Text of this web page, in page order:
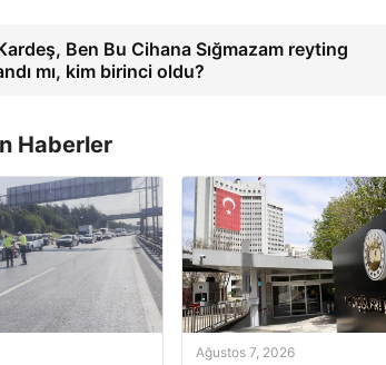
Ben Bu Cihana Sığmazam reyting
mı, kim birinci oldu?
Haberler
Ağustos 7, 2026